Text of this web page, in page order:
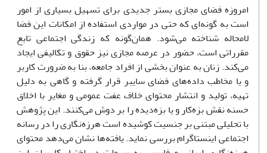
امروزه فضای مجازی بستر جدیدی برای تسهیل بسیاری از امور
است به گونه‌ای که حتی در مواردی استفاده از امکانات این فضا
لامحاله شناخته می‌شود. همان‌گونه که زندگی اجتماعی تابع
مقرراتی است، حضور در عرصه مجازی نیز حقوق و تکالیفی ایجاد
می‌کند. زنان به عنوان بخشی از افراد جامعه، بنا به ضرورت کاربر
و یا مخاطب داده‌های فضای سایبر قرار گرفته و گاهی به دلیل
تهیه، تولید و انتشار محتوای خلاف عفت عمومی و مغایر با اخلاق
حسنه نقش بزه‌کار و یا بزه‌دیده را بر دوش می‌کنند. این پژوهش
با تحلیلی مبتنی بر جنسیت کوشیده است هرزه‌نگاری را در رسانه
اجتماعی اینستاگرام بررسی نماید. یافته‌ها نشان می‌دهد محتوای